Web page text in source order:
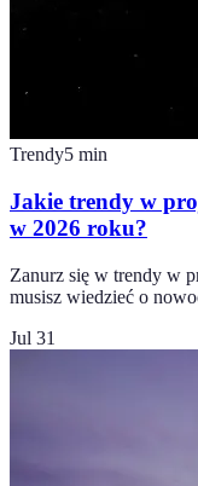
Trendy5 min
Jakie trendy w
w 2026 roku?
Zanurz się w trendy w
musisz wiedzieć o
Jul 31